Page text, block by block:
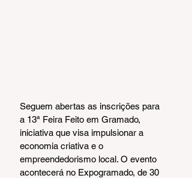
Seguem abertas as inscrições para
a 13ª Feira Feito em Gramado,
iniciativa que visa impulsionar a
economia criativa e o
empreendedorismo local. O evento
acontecerá no Expogramado, de 30